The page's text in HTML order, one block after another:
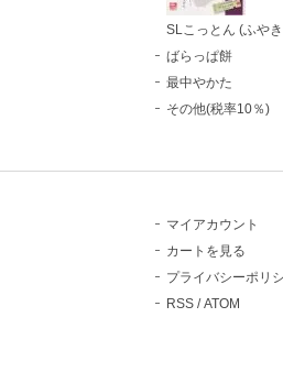
SLこっとん (ふや
ばらっぱ餅
最中やかた
その他(税率10％)
マイアカウント
カートを見る
プライバシーポリ
RSS /ATOM